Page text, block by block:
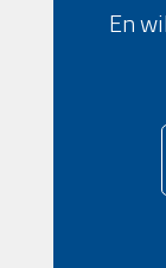
En